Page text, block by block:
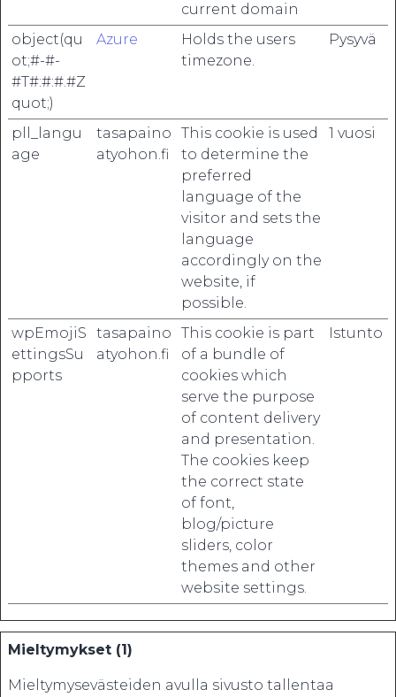
current domain
object(qu
ot;#-#-
#T#:#:#.#Z
quot;)
Azure
Holds the users
timezone.
Pysyvä
pll_langu
age
tasapaino
atyohon.fi
This cookie is used
to determine the
preferred
language of the
visitor and sets the
language
accordingly on the
website, if
possible.
1 vuosi
wpEmojiS
ettingsSu
pports
tasapaino
atyohon.fi
This cookie is part
of a bundle of
cookies which
serve the purpose
of content delivery
and presentation.
The cookies keep
the correct state
of font,
blog/picture
sliders, color
themes and other
website settings.
Istunto
Mieltymykset (1)
Mieltymysevästeiden avulla sivusto tallentaa